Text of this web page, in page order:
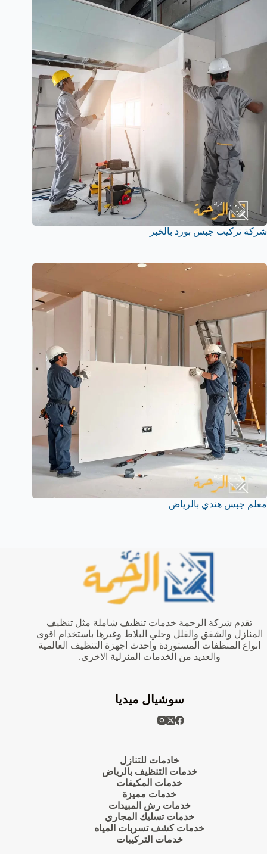
شركة تركيب جبس بورد بالخبر
معلم جبس هندي بالرياض
تقدم شركة الرحمة خدمات تنظيف شاملة مثل تنظيف
المنازل والشقق والفلل وجلي البلاط وغيرها باستخدام اقوى
انواع المنظفات المستوردة واحدث اجهزة التنظيف العالمية
والعديد من الخدمات المنزلية الاخرى.
سوشيال ميديا
خادمات للتنازل
خدمات التنظيف بالرياض
خدمات المكيفات
خدمات مميزة
خدمات رش المبيدات
خدمات تسليك المجاري
خدمات كشف تسربات المياه
خدمات التركيبات